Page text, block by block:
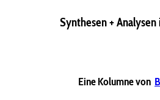
Synthesen +
Eine Kolumne von